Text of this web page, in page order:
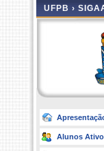
UFPB ›
Alunos